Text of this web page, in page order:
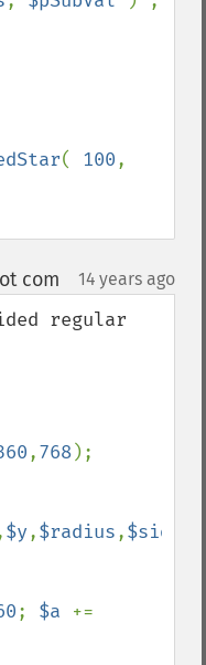
( 100
com 14 years ago
regular
,768);
$y,$radius,$sides
; $a